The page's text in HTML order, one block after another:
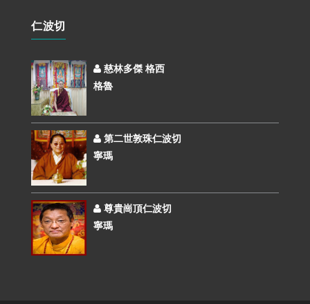
仁波切
慈林多傑 格西
格魯
第二世敦珠仁波切
寧瑪
尊貴崗頂仁波切
寧瑪